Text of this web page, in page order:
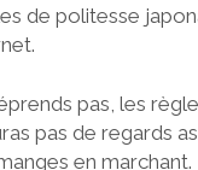
de politesse
pas, les
pas de regards
en marchant.